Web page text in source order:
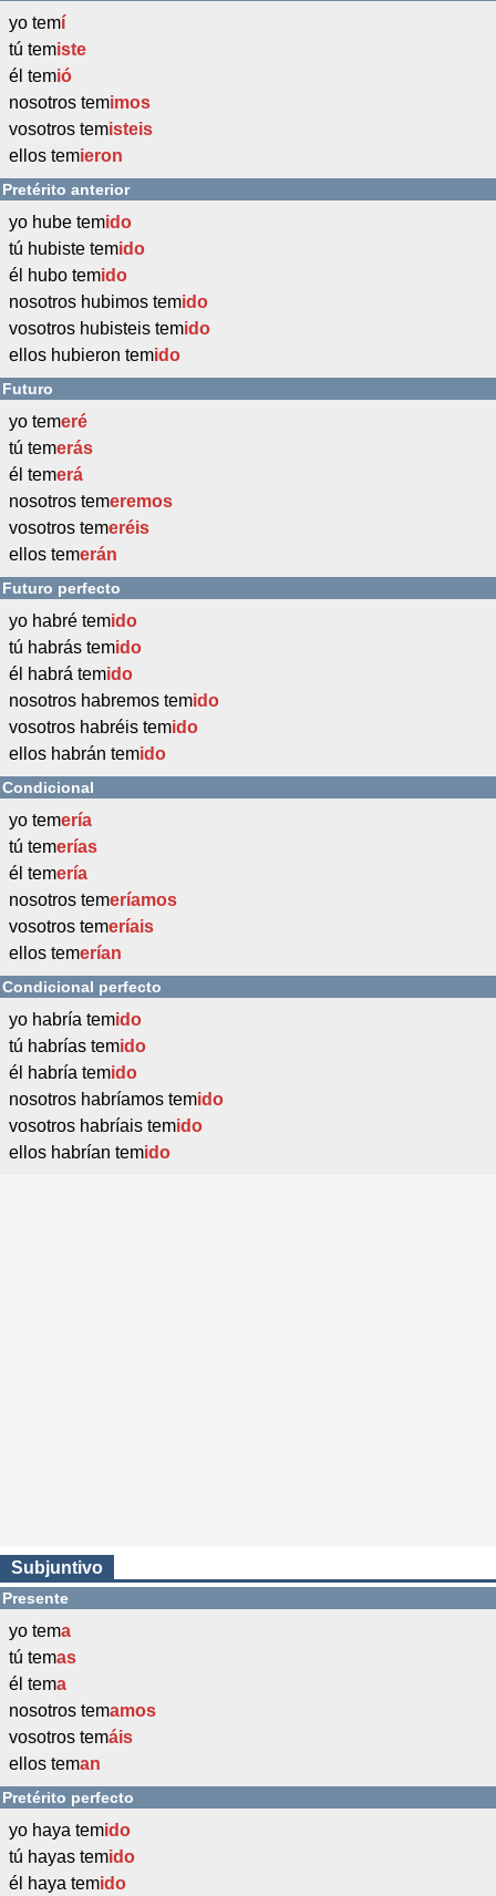
yo temí
tú temiste
él temió
nosotros temimos
vosotros temisteis
ellos temieron
Pretérito anterior
yo hube temido
tú hubiste temido
él hubo temido
nosotros hubimos temido
vosotros hubisteis temido
ellos hubieron temido
Futuro
yo temeré
tú temerás
él temerá
nosotros temeremos
vosotros temeréis
ellos temerán
Futuro perfecto
yo habré temido
tú habrás temido
él habrá temido
nosotros habremos temido
vosotros habréis temido
ellos habrán temido
Condicional
yo temería
tú temerías
él temería
nosotros temeríamos
vosotros temeríais
ellos temerían
Condicional perfecto
yo habría temido
tú habrías temido
él habría temido
nosotros habríamos temido
vosotros habríais temido
ellos habrían temido
Subjuntivo
Presente
yo tema
tú temas
él tema
nosotros temamos
vosotros temáis
ellos teman
Pretérito perfecto
yo haya temido
tú hayas temido
él haya temido